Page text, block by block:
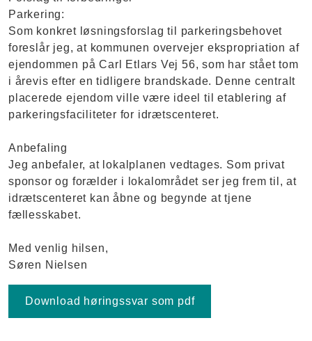
Parkering:
Som konkret løsningsforslag til parkeringsbehovet
foreslår jeg, at kommunen overvejer ekspropriation af
ejendommen på Carl Etlars Vej 56, som har stået tom
i årevis efter en tidligere brandskade. Denne centralt
placerede ejendom ville være ideel til etablering af
parkeringsfaciliteter for idrætscenteret.
Anbefaling
Jeg anbefaler, at lokalplanen vedtages. Som privat
sponsor og forælder i lokalområdet ser jeg frem til, at
idrætscenteret kan åbne og begynde at tjene
fællesskabet.
Med venlig hilsen,
Søren Nielsen
Download høringssvar som pdf